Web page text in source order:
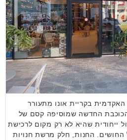
בקריית אונו מתעורר
הכוכבת החדשה שמוסיפה קסם של
ייחודית שהיא לא רק מקום לרכישת
החנות, חלק מרשת חנויות